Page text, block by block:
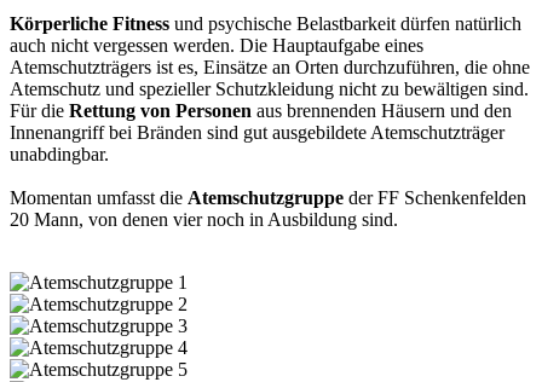
Körperliche Fitness und psychische Belastbarkeit dürfen natürlich
auch nicht vergessen werden. Die Hauptaufgabe eines
Atemschutzträgers ist es, Einsätze an Orten durchzuführen, die ohne
Atemschutz und spezieller Schutzkleidung nicht zu bewältigen sind.
Für die Rettung von Personen aus brennenden Häusern und den
Innenangriff bei Bränden sind gut ausgebildete Atemschutzträger
unabdingbar.
Momentan umfasst die Atemschutzgruppe der FF Schenkenfelden
20 Mann, von denen vier noch in Ausbildung sind.